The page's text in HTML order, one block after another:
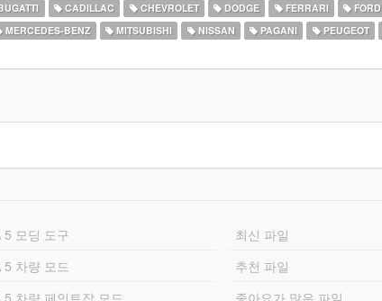
CADILLAC CHEVROLET DODGE FERRARI FORD
MERCEDES-BENZ MITSUBISHI NISSAN PAGANI PEUGEOT
5 모딩 도구
5 차량 모드
5 차량 페인트잡 모드
최신 파일
추천 파일
좋아요가 많은 파일